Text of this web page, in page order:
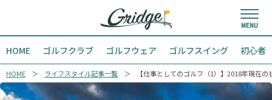
HOME ゴルフクラブ ゴルフウェア ゴルフスイング 初心者
HOME ライフスタイル記事一覧 【仕事としてのゴルフ（1）】2018年現在の